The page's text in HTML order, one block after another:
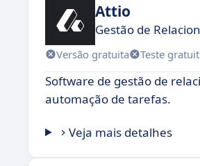
Attio
Gestão de
Versão gratuita Teste
Software de gestão de
automação de tarefas.
Veja mais detalhes